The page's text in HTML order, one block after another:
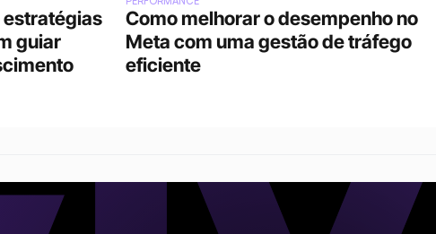
guiar
Como melhorar o desempenho no
Meta com uma gestão de tráfego
eficiente